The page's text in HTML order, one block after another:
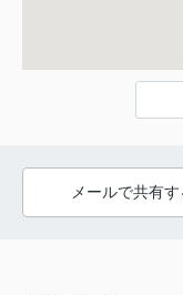
メールで共有す